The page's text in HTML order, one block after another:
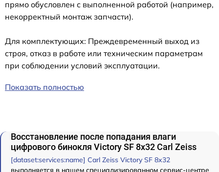
прямо обусловлен с выполненной работой (например,
некорректный монтаж запчасти).
Для комплектующих: Преждевременный выход из
строя, отказ в работе или техническим параметрам
при соблюдении условий эксплуатации.
Показать полностью
Восстановление после попадания влаги
цифрового бинокля Victory SF 8x32 Carl Zeiss
[dataset:services:name] Carl Zeiss Victory SF 8x32
выполняется в нашем специализированном сервис-центре